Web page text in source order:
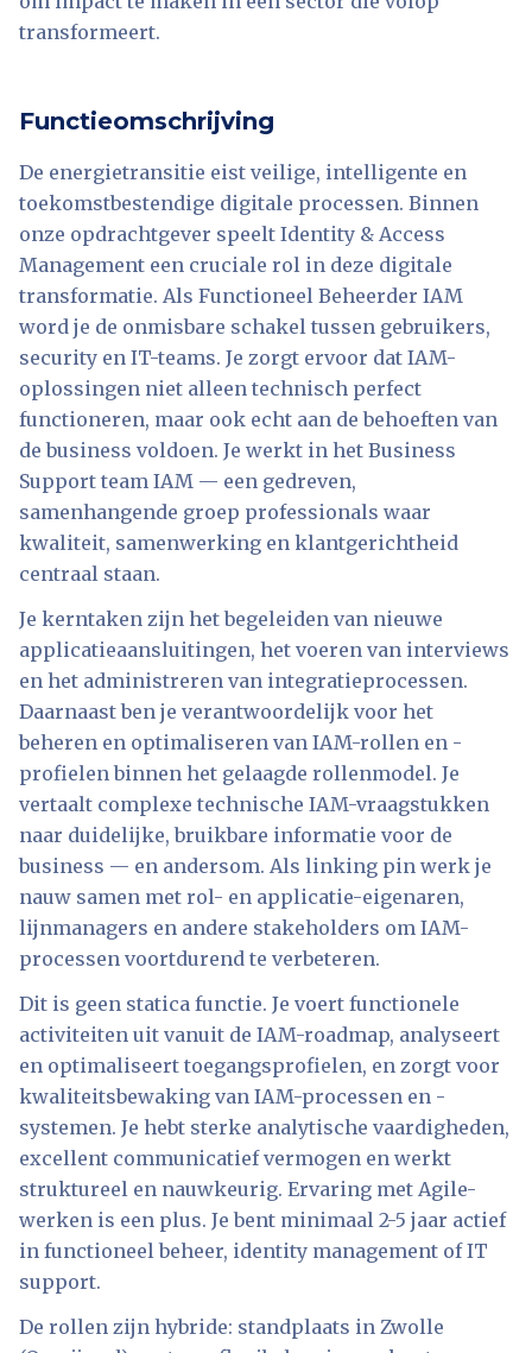
transformeert.
Functieomschrijving
De energietransitie eist veilige, intelligente en
toekomstbestendige digitale processen. Binnen
onze opdrachtgever speelt Identity & Access
Management een cruciale rol in deze digitale
transformatie. Als Functioneel Beheerder IAM
word je de onmisbare schakel tussen gebruikers,
security en IT-teams. Je zorgt ervoor dat IAM-
oplossingen niet alleen technisch perfect
functioneren, maar ook echt aan de behoeften van
de business voldoen. Je werkt in het Business
Support team IAM — een gedreven,
samenhangende groep professionals waar
kwaliteit, samenwerking en klantgerichtheid
centraal staan.
Je kerntaken zijn het begeleiden van nieuwe
applicatieaansluitingen, het voeren van interviews
en het administreren van integratieprocessen.
Daarnaast ben je verantwoordelijk voor het
beheren en optimaliseren van IAM-rollen en -
profielen binnen het gelaagde rollenmodel. Je
vertaalt complexe technische IAM-vraagstukken
naar duidelijke, bruikbare informatie voor de
business — en andersom. Als linking pin werk je
nauw samen met rol- en applicatie-eigenaren,
lijnmanagers en andere stakeholders om IAM-
processen voortdurend te verbeteren.
Dit is geen statica functie. Je voert functionele
activiteiten uit vanuit de IAM-roadmap, analyseert
en optimaliseert toegangsprofielen, en zorgt voor
kwaliteitsbewaking van IAM-processen en -
systemen. Je hebt sterke analytische vaardigheden,
excellent communicatief vermogen en werkt
struktureel en nauwkeurig. Ervaring met Agile-
werken is een plus. Je bent minimaal 2-5 jaar actief
in functioneel beheer, identity management of IT
support.
De rollen zijn hybride: standplaats in Zwolle